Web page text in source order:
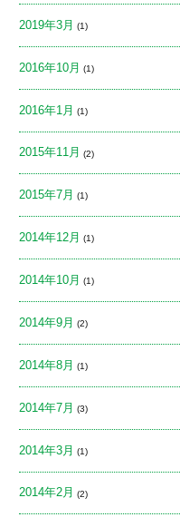
2019年3月 (1)
2016年10月 (1)
2016年1月 (1)
2015年11月 (2)
2015年7月 (1)
2014年12月 (1)
2014年10月 (1)
2014年9月 (2)
2014年8月 (1)
2014年7月 (3)
2014年3月 (1)
2014年2月 (2)